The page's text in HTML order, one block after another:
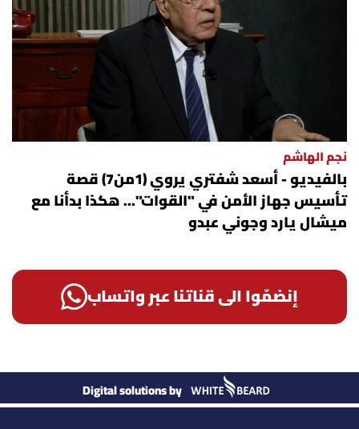
نجم الهاشم
بالفيديو - أسعد شفتري يروي (1من7) قصة
تأسيس جهاز الأمن في "القوات"... هكذا بدأنا مع
ميشال يارد وجوني عبدو
إنضمّوا الى قناتنا عبر واتساب
Digital solutions by